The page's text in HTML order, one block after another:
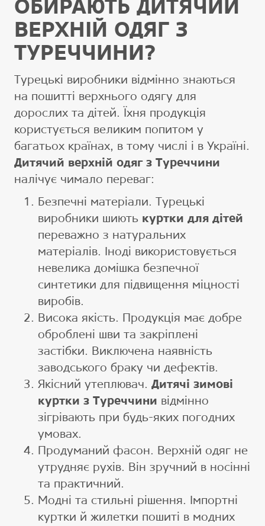
ОБИРАЮТЬ ДИТЯЧИЙ
ВЕРХНІЙ ОДЯГ З
ТУРЕЧЧИНИ?
Турецькі виробники відмінно знаються
на пошитті верхнього одягу для
дорослих та дітей. Їхня продукція
користується великим попитом у
багатьох країнах, в тому числі і в Україні.
Дитячий верхній одяг з Туреччини
налічує чимало переваг:
Безпечні матеріали. Турецькі
виробники шиють куртки для дітей
переважно з натуральних
матеріалів. Іноді використовується
невелика домішка безпечної
синтетики для підвищення міцності
виробів.
Висока якість. Продукція має добре
оброблені шви та закріплені
застібки. Виключена наявність
заводського браку чи дефектів.
Якісний утеплювач. Дитячі зимові
куртки з Туреччини відмінно
зігрівають при будь-яких погодних
умовах.
Продуманий фасон. Верхній одяг не
утрудняє рухів. Він зручний в носінні
та практичний.
Модні та стильні рішення. Імпортні
куртки й жилетки пошиті в модних